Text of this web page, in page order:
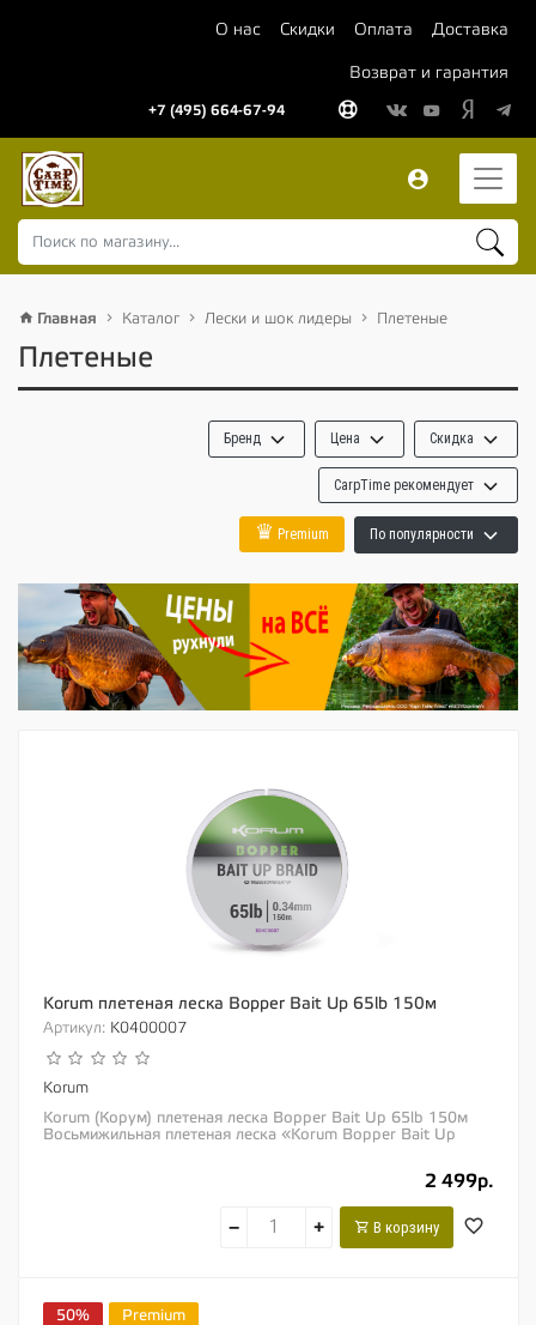
О нас Скидки Оплата Доставка
Возврат и гарантия
+7 (495) 664-67-94
Главная Каталог Лески и шок лидеры Плетеные
Плетеные
Бренд Цена Скидка
CarpTime рекомендует
♛ Premium По популярности
Korum плетеная леска Bopper Bait Up 65lb 150м
Артикул: K0400007
Korum
Korum (Корум) плетеная леска Bopper Bait Up 65lb 150м
Восьмижильная плетеная леска «Korum Bopper Bait Up
2 499р.
− + В корзину
50% Premium